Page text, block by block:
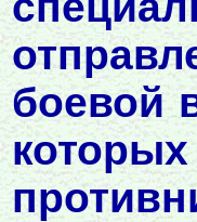
боевой